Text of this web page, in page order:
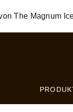
FOOTER
The Magnum